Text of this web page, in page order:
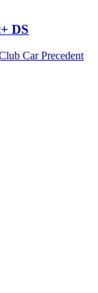
DS
Car Precedent